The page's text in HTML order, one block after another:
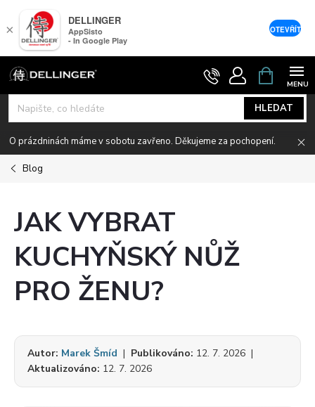
Přejít
na
obsah
HLEDAT
NÁKUPNÍ
KOŠÍK
O prázdninách máme v sobotu zavřeno. Děkujeme za pochopení.
Blog
JAK VYBRAT
KUCHYŇSKÝ NŮŽ
PRO ŽENU?
Autor: Marek Šmíd | Publikováno: 12. 7. 2026 |
Aktualizováno: 12. 7. 2026
×
DELLINGER
AppSisto
- In Google Play
OTEVŘÍT